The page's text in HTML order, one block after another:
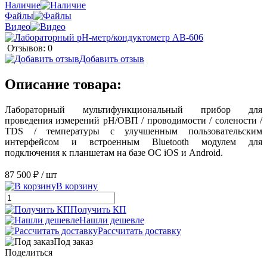
Наличие
Файлы
Видео
Отзывов: 0
Добавить отзыв
Описание товара:
Лабораторный мультифункциональный прибор для
проведения измерений pH/ОВП / проводимости / солености /
TDS / температуры с улучшенным пользовательским
интерфейсом и встроенным Bluetooth модулем для
подключения к планшетам на базе ОС iOS и Android.
87 500 ₽ / шт
В корзину
Получить КП
Нашли дешевле
Рассчитать доставку
Под заказ
Поделиться